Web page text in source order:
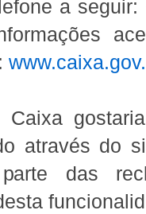
a seguir:
Caixa
através do
das